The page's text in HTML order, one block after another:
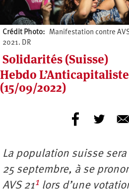
Crédit Photo
Manifestation contre
2021. DR
Solidarités (Suisse)
Hebdo
(15/09/2022)
La population suisse
25 septembre, à se
AVS 211 lors d’une